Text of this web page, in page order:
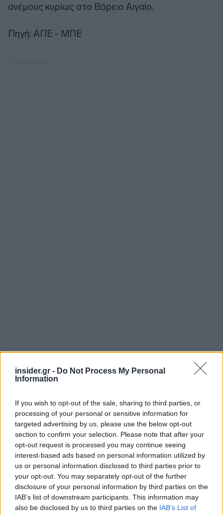
insider.gr - Do Not Process My Personal
Information
If you wish to opt-out of the sale, sharing to third parties, or
processing of your personal or sensitive information for
targeted advertising by us, please use the below opt-out
section to confirm your selection. Please note that after your
opt-out request is processed you may continue seeing
interest-based ads based on personal information utilized by
us or personal information disclosed to third parties prior to
your opt-out. You may separately opt-out of the further
disclosure of your personal information by third parties on the
IAB’s list of downstream participants. This information may
also be disclosed by us to third parties on the IAB’s List of
ανέμους κυρίως στο Βόρειο Αιγαίο.
Πηγή: ΑΠΕ - ΜΠΕ
Ακολουθήστε το insider.gr στο Google News και μάθετε